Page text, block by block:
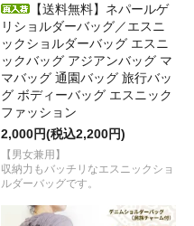
【送料無料】ネパールゲ
リショルダーバッグ／エスニ
ックショルダーバッグ エスニ
ックバッグ アジアンバッグ マ
マバッグ 通園バッグ 旅行バッ
グ ボディーバッグ エスニック
ファッション
2,000円(税込2,200円)
【男女兼用】
収納力もバッチリなエスニックショ
ルダーバッグです。